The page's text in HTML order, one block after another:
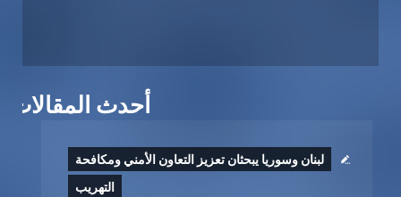
أحدث المقالات
لبنان وسوريا يبحثان تعزيز التعاون الأمني ومكافحة
التهريب